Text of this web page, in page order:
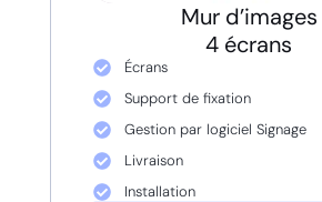
Mur d’images
4 écrans
Écrans
Support de fixation
Gestion par logiciel Signage
Livraison
Installation